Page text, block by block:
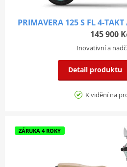
PRIMAVERA 125 S FL 4-
145 900
Inovativní a
Detail produktu
K vidění na
ZÁRUKA 4 ROKY